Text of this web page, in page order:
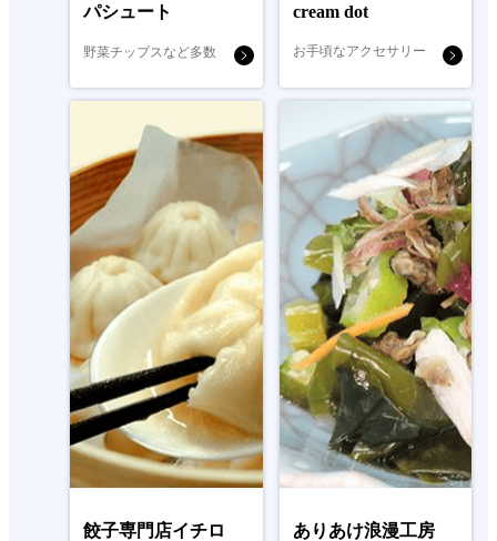
パシュート
野菜チップスなど多数
cream dot
お手頃なアクセサリー
餃子専門店イチロ
ありあけ浪漫工房